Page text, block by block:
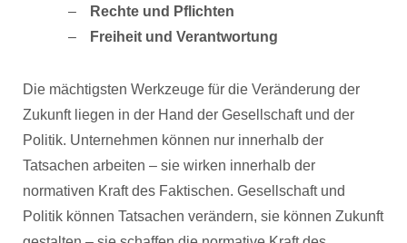
Rechte und Pflichten
Freiheit und Verantwortung
Die mächtigsten Werkzeuge für die Veränderung der
Zukunft liegen in der Hand der Gesellschaft und der
Politik. Unternehmen können nur innerhalb der
Tatsachen arbeiten – sie wirken innerhalb der
normativen Kraft des Faktischen. Gesellschaft und
Politik können Tatsachen verändern, sie können Zukunft